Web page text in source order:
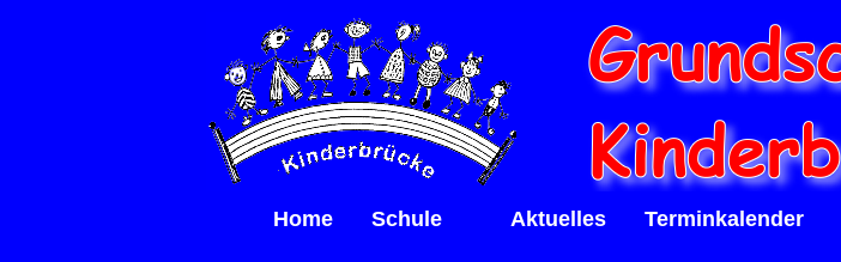
Home Schule Aktuelles Terminkalender